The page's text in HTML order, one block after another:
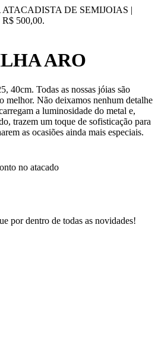
DE SEMIJOIAS |
500,00.
ARO
40cm. Todas as nossas jóias são
melhor. Não deixamos nenhum detalhe
a luminosidade do metal e,
trazem um toque de sofisticação para
as ocasiões ainda mais especiais.
no atacado
por dentro de todas as novidades!